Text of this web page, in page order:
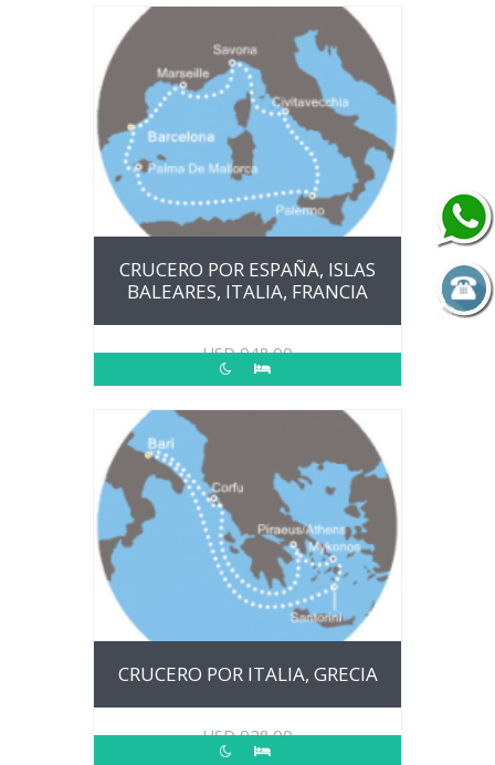
CRUCERO POR ESPAÑA, ISLAS
BALEARES, ITALIA, FRANCIA
USD948.00
CRUCERO POR ITALIA, GRECIA
USD928.00